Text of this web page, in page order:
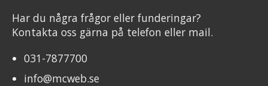
Har du några frågor eller funderingar?
Kontakta oss gärna på telefon eller mail.
031-7877700
info@mcweb.se